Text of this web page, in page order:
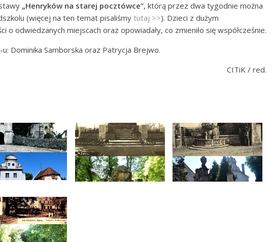
„Henryków na starej pocztówce”, którą przez dwa tygodnie można
(więcej na ten temat pisaliśmy tutaj >>). Dzieci z dużym
o odwiedzanych miejscach oraz opowiadały, co zmieniło się współcześnie.
Dominika Samborska oraz Patrycja Brejwo.
CITiK / red.